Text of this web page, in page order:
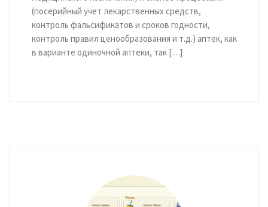
(посерийный учет лекарственных средств,
контроль фальсификатов и сроков годности,
контроль правил ценообразования и т.д.) аптек, как
в варианте одиночной аптеки, так […]